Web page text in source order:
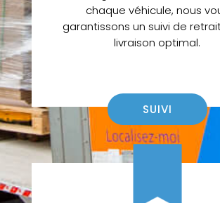
chaque véhicule, nous
garantissons un suivi de
livraison optimal.
SUIVI